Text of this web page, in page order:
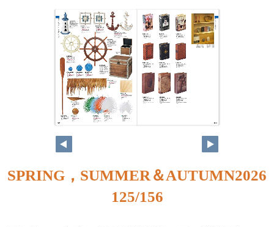
124 125
SPRING，SUMMER＆AUTUMN2026
125/156